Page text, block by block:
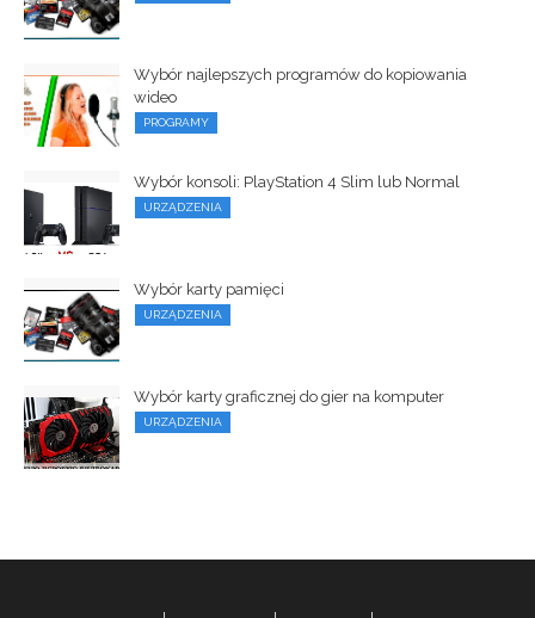
Wybór najlepszych programów do kopiowania
wideo
PROGRAMY
Wybór konsoli: PlayStation 4 Slim lub Normal
URZĄDZENIA
Wybór karty pamięci
URZĄDZENIA
Wybór karty graficznej do gier na komputer
URZĄDZENIA